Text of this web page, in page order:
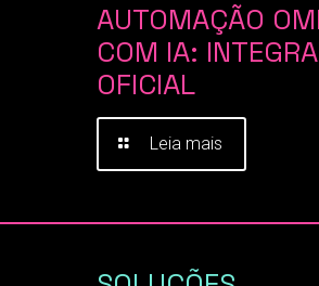
AUTOMAÇÃO
COM IA:
OFICIAL
Leia mais